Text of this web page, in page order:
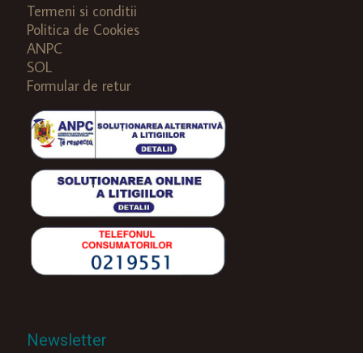
Termeni si conditii
Politica de Cookies
ANPC
SOL
Formular de retur
Newsletter